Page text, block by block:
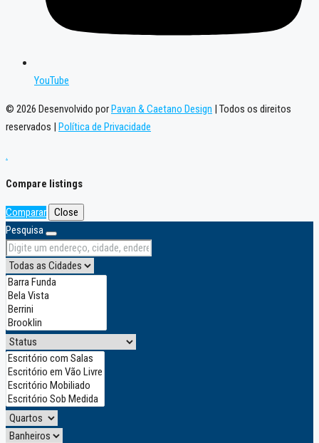
YouTube
© 2026 Desenvolvido por Pavan & Caetano Design | Todos os direitos
reservados |
Política de Privacidade
.
Compare listings
Comparar
Close
Pesquisa